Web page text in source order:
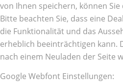
von Ihnen speichern, können
Bitte beachten Sie, dass eine
die Funktionalität und das
erheblich beeinträchtigen kann.
nach einem Neuladen der Seite
Google Webfont Einstellungen: